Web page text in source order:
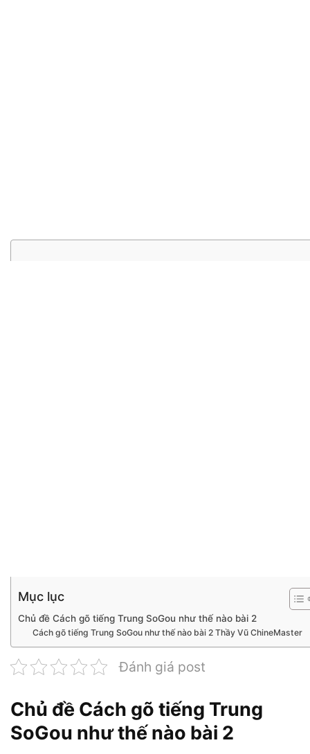
Mục lục
Chủ đề Cách gõ tiếng Trung SoGou như thế nào bài 2
Cách gõ tiếng Trung SoGou như thế nào bài 2 Thầy Vũ ChineMaster
Đánh giá post
Chủ đề Cách gõ tiếng Trung
SoGou như thế nào bài 2